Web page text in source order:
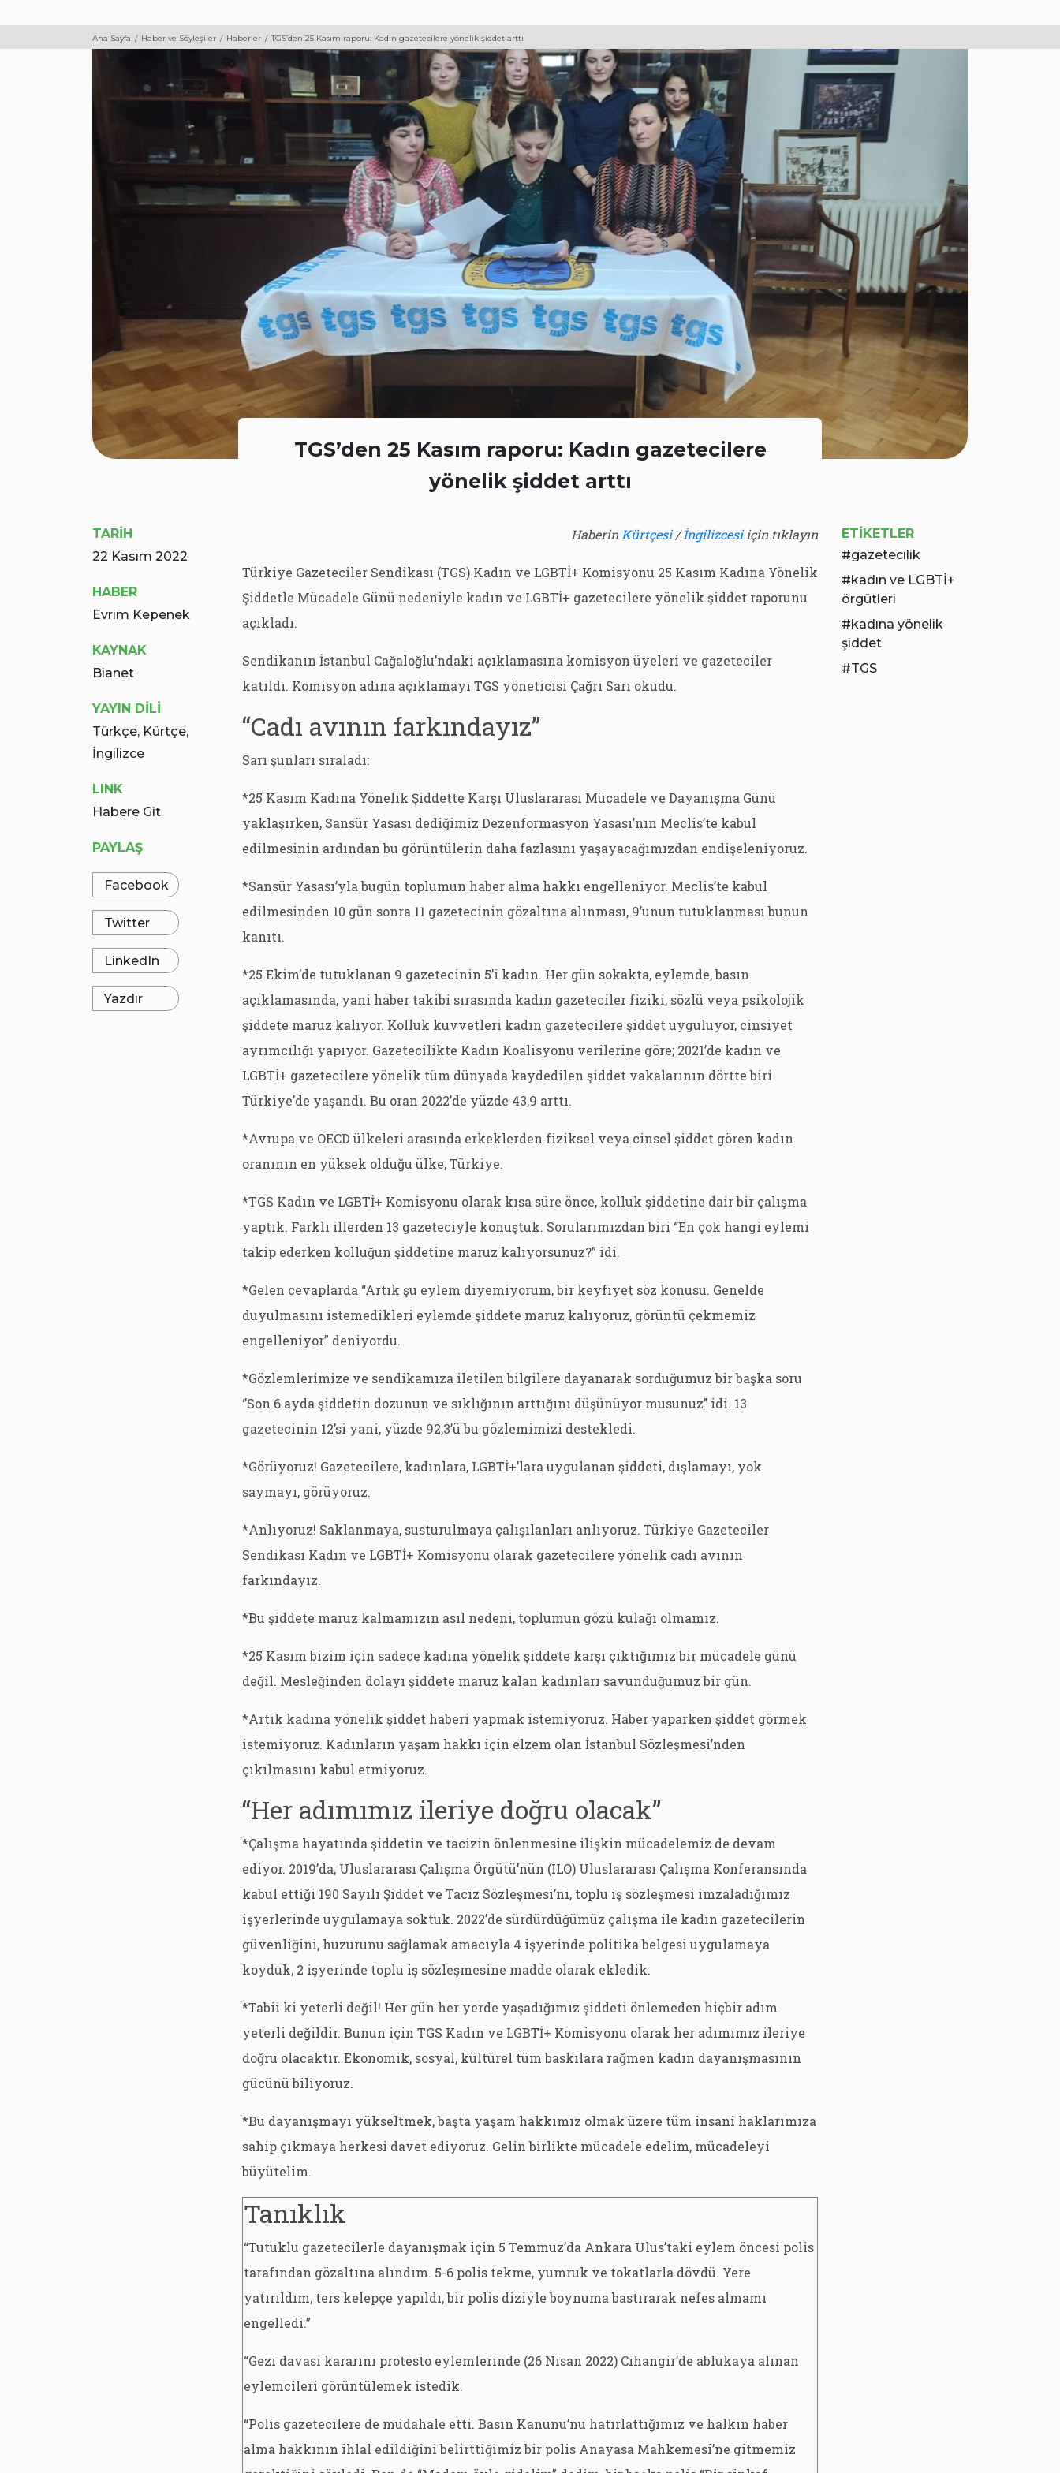
Ana Sayfa Haber ve Söyleşiler Haberler TGS’den 25 Kasım raporu: Kadın gazetecilere yönelik şiddet arttı
TGS’den 25 Kasım raporu: Kadın gazetecilere
yönelik şiddet arttı
TARİH
22 Kasım 2022
HABER
Evrim Kepenek
KAYNAK
Bianet
YAYIN DİLİ
Türkçe, Kürtçe,
İngilizce
LINK
Habere Git
PAYLAŞ
Facebook
Twitter
LinkedIn
Yazdır
Haberin Kürtçesi/İngilizcesiiçin tıklayın
Türkiye Gazeteciler Sendikası (TGS) Kadın ve LGBTİ+ Komisyonu 25 Kasım Kadına Yönelik
Şiddetle Mücadele Günü nedeniyle kadın ve LGBTİ+ gazetecilere yönelik şiddet raporunu
açıkladı.
Sendikanın İstanbul Cağaloğlu’ndaki açıklamasına komisyon üyeleri ve gazeteciler
katıldı. Komisyon adına açıklamayı TGS yöneticisi Çağrı Sarı okudu.
“Cadı avının farkındayız”
Sarı şunları sıraladı:
*25 Kasım Kadına Yönelik Şiddette Karşı Uluslararası Mücadele ve Dayanışma Günü
yaklaşırken, Sansür Yasası dediğimiz Dezenformasyon Yasası’nın Meclis’te kabul
edilmesinin ardından bu görüntülerin daha fazlasını yaşayacağımızdan endişeleniyoruz.
*Sansür Yasası’yla bugün toplumun haber alma hakkı engelleniyor. Meclis’te kabul
edilmesinden 10 gün sonra 11 gazetecinin gözaltına alınması, 9’unun tutuklanması bunun
kanıtı.
*25 Ekim’de tutuklanan 9 gazetecinin 5’i kadın. Her gün sokakta, eylemde, basın
açıklamasında, yani haber takibi sırasında kadın gazeteciler fiziki, sözlü veya psikolojik
şiddete maruz kalıyor. Kolluk kuvvetleri kadın gazetecilere şiddet uyguluyor, cinsiyet
ayrımcılığı yapıyor. Gazetecilikte Kadın Koalisyonu verilerine göre; 2021’de kadın ve
LGBTİ+ gazetecilere yönelik tüm dünyada kaydedilen şiddet vakalarının dörtte biri
Türkiye’de yaşandı. Bu oran 2022’de yüzde 43,9 arttı.
*Avrupa ve OECD ülkeleri arasında erkeklerden fiziksel veya cinsel şiddet gören kadın
oranının en yüksek olduğu ülke, Türkiye.
*TGS Kadın ve LGBTİ+ Komisyonu olarak kısa süre önce, kolluk şiddetine dair bir çalışma
yaptık. Farklı illerden 13 gazeteciyle konuştuk. Sorularımızdan biri “En çok hangi eylemi
takip ederken kolluğun şiddetine maruz kalıyorsunuz?” idi.
*Gelen cevaplarda “Artık şu eylem diyemiyorum, bir keyfiyet söz konusu. Genelde
duyulmasını istemedikleri eylemde şiddete maruz kalıyoruz, görüntü çekmemiz
engelleniyor” deniyordu.
*Gözlemlerimize ve sendikamıza iletilen bilgilere dayanarak sorduğumuz bir başka soru
‘’Son 6 ayda şiddetin dozunun ve sıklığının arttığını düşünüyor musunuz’’ idi. 13
gazetecinin 12’si yani, yüzde 92,3’ü bu gözlemimizi destekledi.
*Görüyoruz! Gazetecilere, kadınlara, LGBTİ+’lara uygulanan şiddeti, dışlamayı, yok
saymayı, görüyoruz.
*Anlıyoruz! Saklanmaya, susturulmaya çalışılanları anlıyoruz. Türkiye Gazeteciler
Sendikası Kadın ve LGBTİ+ Komisyonu olarak gazetecilere yönelik cadı avının
farkındayız.
*Bu şiddete maruz kalmamızın asıl nedeni, toplumun gözü kulağı olmamız.
*25 Kasım bizim için sadece kadına yönelik şiddete karşı çıktığımız bir mücadele günü
değil. Mesleğinden dolayı şiddete maruz kalan kadınları savunduğumuz bir gün.
*Artık kadına yönelik şiddet haberi yapmak istemiyoruz. Haber yaparken şiddet görmek
istemiyoruz. Kadınların yaşam hakkı için elzem olan İstanbul Sözleşmesi’nden
çıkılmasını kabul etmiyoruz.
“Her adımımız ileriye doğru olacak”
*Çalışma hayatında şiddetin ve tacizin önlenmesine ilişkin mücadelemiz de devam
ediyor. 2019’da, Uluslararası Çalışma Örgütü’nün (ILO) Uluslararası Çalışma Konferansında
kabul ettiği 190 Sayılı Şiddet ve Taciz Sözleşmesi’ni, toplu iş sözleşmesi imzaladığımız
işyerlerinde uygulamaya soktuk. 2022’de sürdürdüğümüz çalışma ile kadın gazetecilerin
güvenliğini, huzurunu sağlamak amacıyla 4 işyerinde politika belgesi uygulamaya
koyduk, 2 işyerinde toplu iş sözleşmesine madde olarak ekledik.
*Tabii ki yeterli değil! Her gün her yerde yaşadığımız şiddeti önlemeden hiçbir adım
yeterli değildir. Bunun için TGS Kadın ve LGBTİ+ Komisyonu olarak her adımımız ileriye
doğru olacaktır. Ekonomik, sosyal, kültürel tüm baskılara rağmen kadın dayanışmasının
gücünü biliyoruz.
*Bu dayanışmayı yükseltmek, başta yaşam hakkımız olmak üzere tüm insani haklarımıza
sahip çıkmaya herkesi davet ediyoruz. Gelin birlikte mücadele edelim, mücadeleyi
büyütelim.
Tanıklık
“Tutuklu gazetecilerle dayanışmak için 5 Temmuz’da Ankara Ulus’taki eylem öncesi polis
tarafından gözaltına alındım. 5-6 polis tekme, yumruk ve tokatlarla dövdü. Yere
yatırıldım, ters kelepçe yapıldı, bir polis diziyle boynuma bastırarak nefes almamı
engelledi.”
“Gezi davası kararını protesto eylemlerinde (26 Nisan 2022) Cihangir’de ablukaya alınan
eylemcileri görüntülemek istedik.
“Polis gazetecilere de müdahale etti. Basın Kanunu’nu hatırlattığımız ve halkın haber
alma hakkının ihlal edildiğini belirttiğimiz bir polis Anayasa Mahkemesi’ne gitmemiz
ETIKETLER
gazetecilik
kadın ve LGBTİ+
örgütleri
kadına yönelik
şiddet
TGS